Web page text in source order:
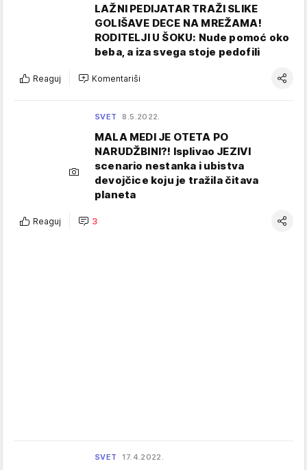
LAŽNI PEDIJATAR TRAŽI SLIKE
GOLIŠAVE DECE NA MREŽAMA!
RODITELJI U ŠOKU: Nude pomoć oko
beba, a iza svega stoje pedofili
Reaguj Komentariši
SVET 8.5.2022.
MALA MEDI JE OTETA PO
NARUDŽBINI?! Isplivao JEZIVI
scenario nestanka i ubistva
devojčice koju je tražila čitava
planeta
Reaguj 3
SVET 17.4.2022.